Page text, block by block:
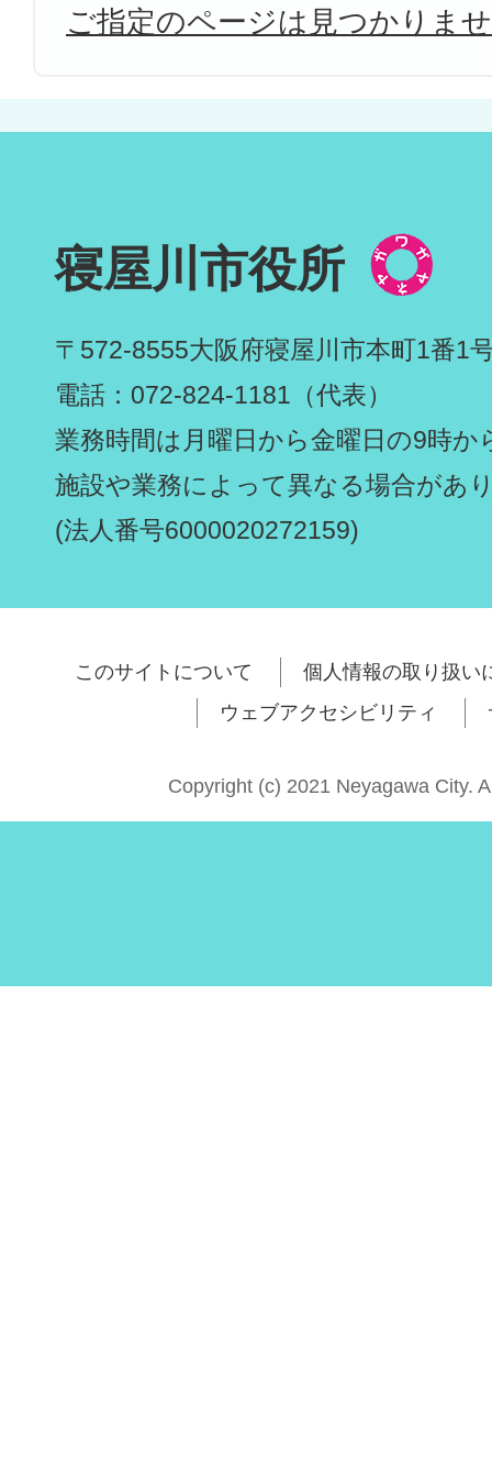
ご指定のページは見つかりま
寝屋川市役所
〒572-8555大阪府寝屋川市本町1番1
電話：072-824-1181（代表）
業務時間は月曜日から金曜日の9時か
施設や業務によって異なる場合があ
(法人番号6000020272159)
このサイトについて
個人情報の取り扱い
ウェブアクセシビリティ
Copyright (c) 2021 Neyagawa City.